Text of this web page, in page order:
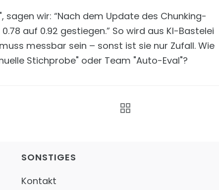
wir: “Nach dem Update des Chunking-
auf 0.92 gestiegen.” So wird aus KI-Bastelei
messbar sein – sonst ist sie nur Zufall. Wie
Stichprobe" oder Team "Auto-Eval"?
SONSTIGES
Kontakt